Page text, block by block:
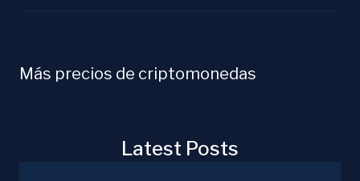
Más precios de criptomonedas
Latest Posts